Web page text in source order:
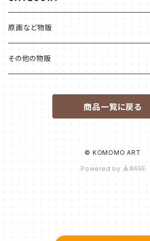
原画など物販
しあわせを呼ぶ桃シリーズ
即興画～目を瞑ると広がる世界～（maki作）
その他の物販
商品一覧に戻る
© KOMOMO ART
Powered by